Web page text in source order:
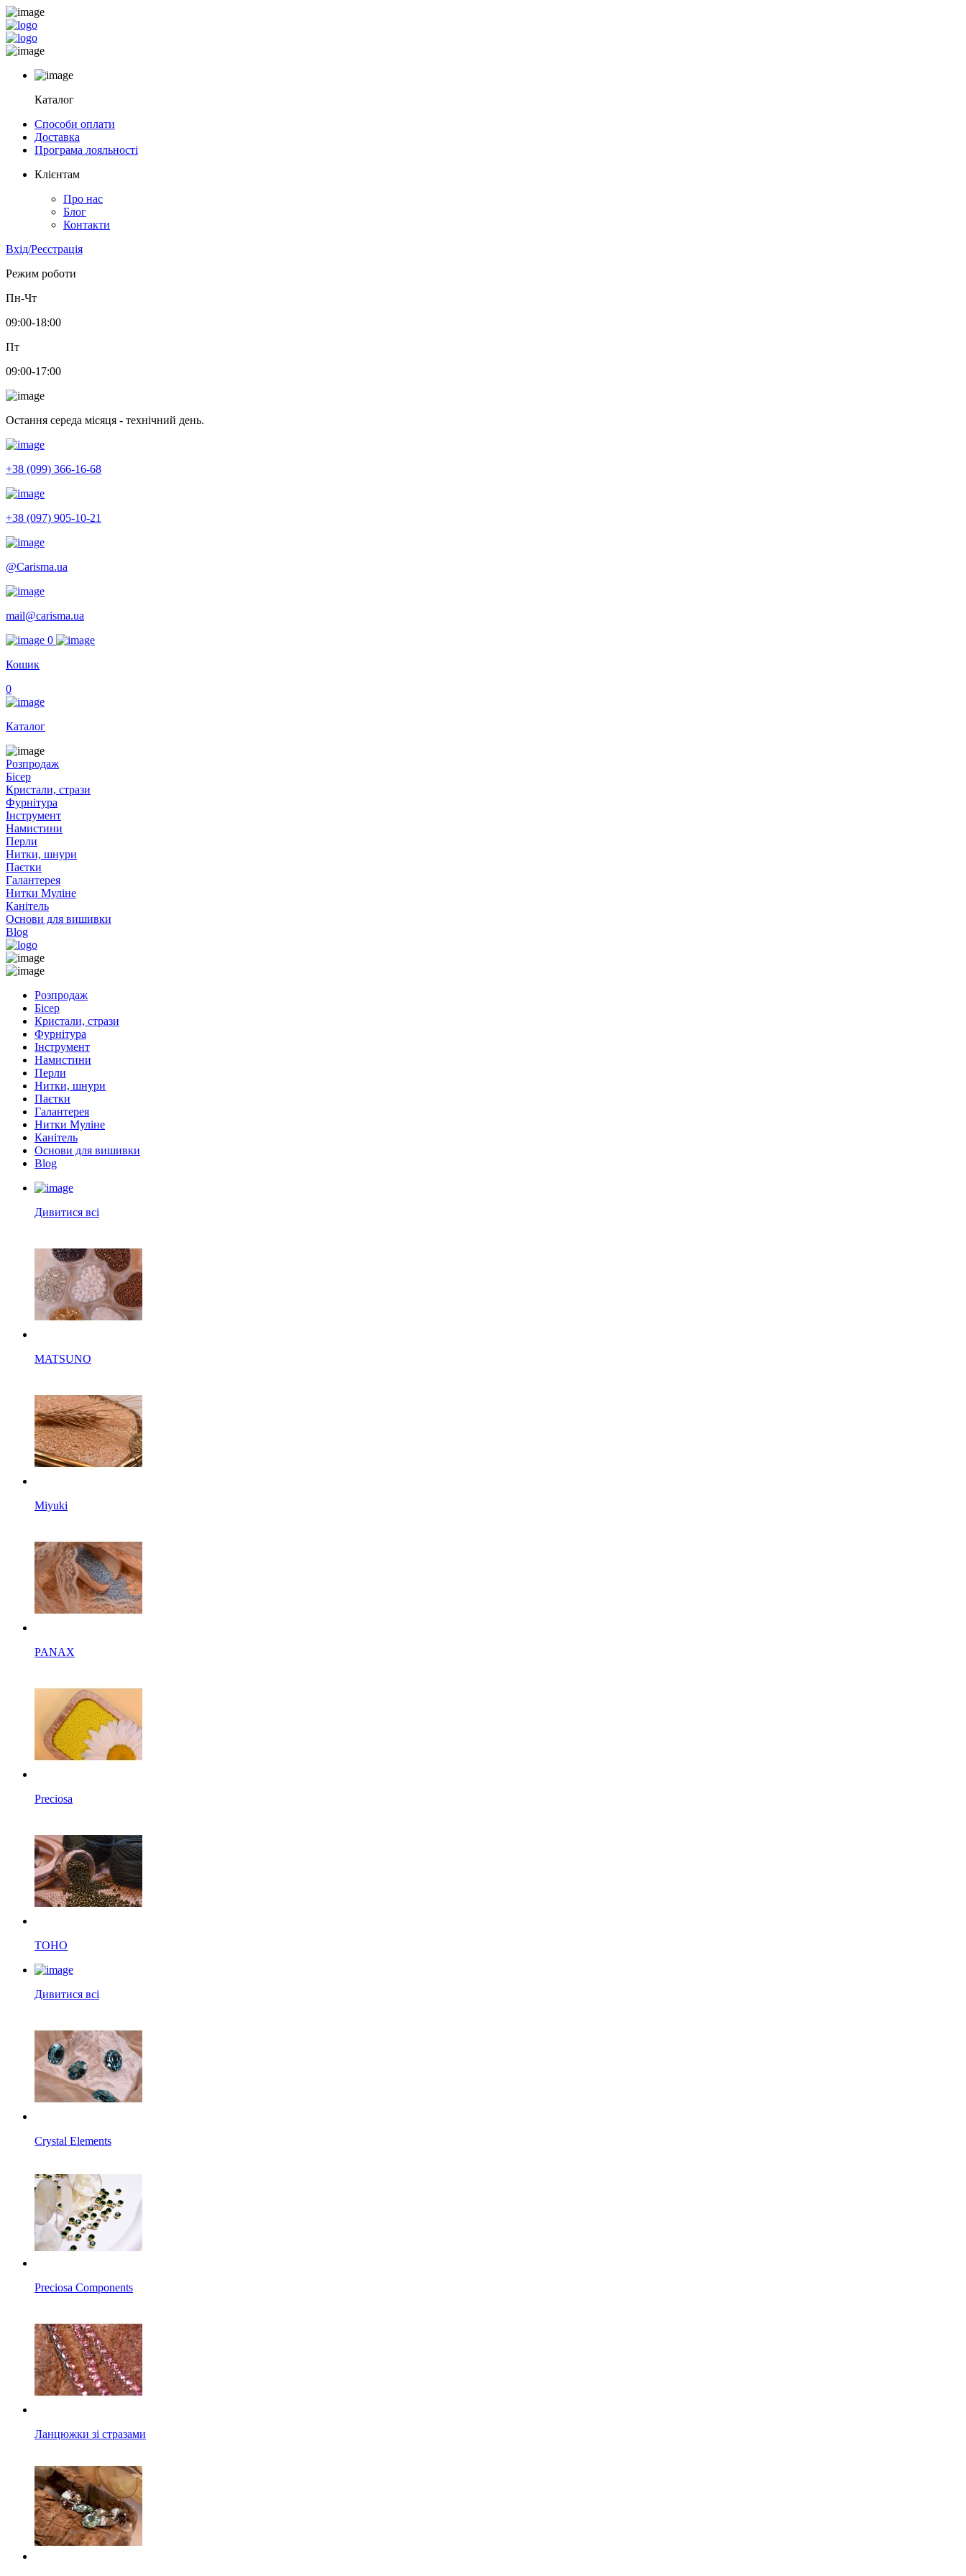
Каталог
Способи оплати
Доставка
Програма лояльності
Клієнтам
Про нас
Блог
Контакти
Вхід/Реєстрація
Режим роботи
Пн-Чт
09:00-18:00
Пт
09:00-17:00
Остання середа місяця - технічний день.
+38 (099) 366-16-68
+38 (097) 905-10-21
@Carisma.ua
mail@carisma.ua
0
Кошик
0
Каталог
Розпродаж
Бісер
Кристали, стрази
Фурнітура
Інструмент
Намистини
Перли
Нитки, шнури
Паєтки
Галантерея
Нитки Муліне
Канітель
Основи для вишивки
Blog
Розпродаж
Бісер
Кристали, стрази
Фурнітура
Інструмент
Намистини
Перли
Нитки, шнури
Паєтки
Галантерея
Нитки Муліне
Канітель
Основи для вишивки
Blog
Дивитися всі
MATSUNO
Miyuki
PANAX
Preciosa
TOHO
Дивитися всі
Crystal Elements
Preciosa Components
Ланцюжки зі стразами